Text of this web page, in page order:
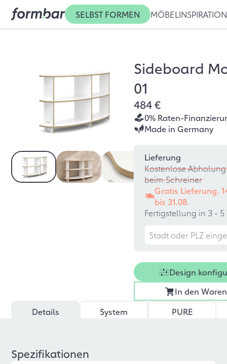
SELBST FORMEN MÖBEL INSPIRATION
Sideboard
01
484 €
0% Raten-
Made in Germany
Lieferung
Kostenlose
beim Schreiner
Gratis Lieferung.
bis 31.08.
Fertigstellung in 3 -
Design
In den
Details
System PURE
Spezifikationen